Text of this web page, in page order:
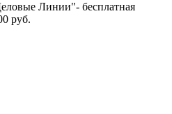
Линии"- бесплатная
руб.